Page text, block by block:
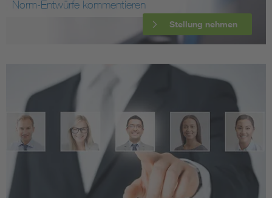
Norm-Entwürfe kommentieren
Stellung nehmen